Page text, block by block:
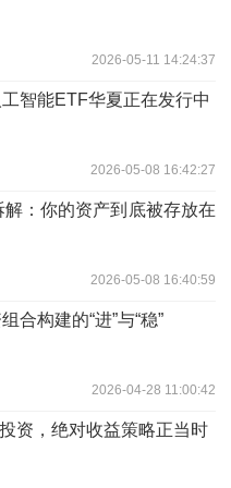
2026-05-11 14:24:37
智能ETF华夏正在发行中
2026-05-08 16:42:27
：你的资产到底被存放在
2026-05-08 16:40:59
合构建的“进”与“稳”
2026-04-28 11:00:42
资，绝对收益策略正当时